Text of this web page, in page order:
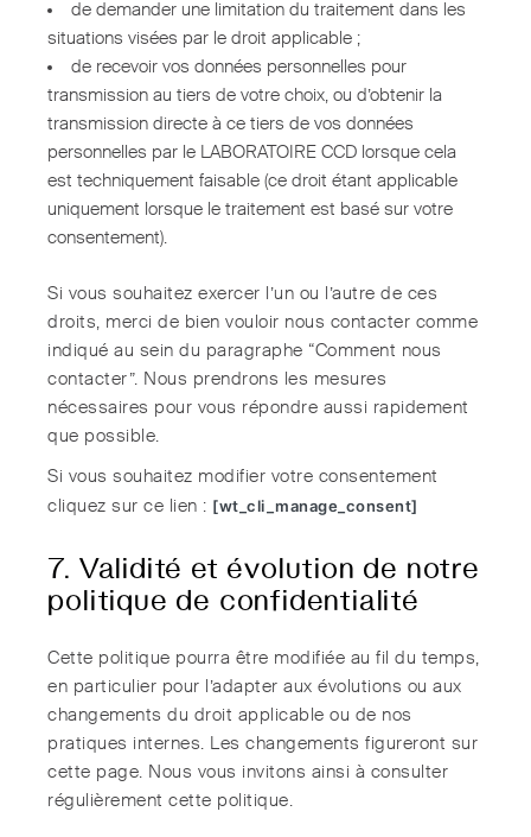
de demander une limitation du traitement dans les
situations visées par le droit applicable ;
de recevoir vos données personnelles pour
transmission au tiers de votre choix, ou d’obtenir la
transmission directe à ce tiers de vos données
personnelles par le LABORATOIRE CCD lorsque cela
est techniquement faisable (ce droit étant applicable
uniquement lorsque le traitement est basé sur votre
consentement).
Si vous souhaitez exercer l’un ou l’autre de ces
droits, merci de bien vouloir nous contacter comme
indiqué au sein du paragraphe “Comment nous
contacter”. Nous prendrons les mesures
nécessaires pour vous répondre aussi rapidement
que possible.
Si vous souhaitez modifier votre consentement
cliquez sur ce lien : [wt_cli_manage_consent]
7. Validité et évolution de notre
politique de confidentialité
Cette politique pourra être modifiée au fil du temps,
en particulier pour l’adapter aux évolutions ou aux
changements du droit applicable ou de nos
pratiques internes. Les changements figureront sur
cette page. Nous vous invitons ainsi à consulter
régulièrement cette politique.